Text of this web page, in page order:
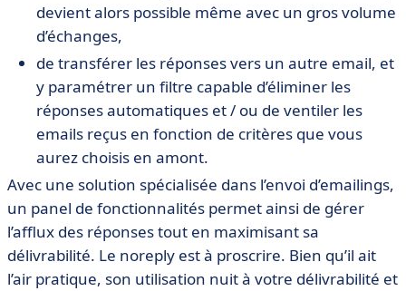
devient alors possible même avec un gros volume
d’échanges,
de transférer les réponses vers un autre email, et
y paramétrer un filtre capable d’éliminer les
réponses automatiques et / ou de ventiler les
emails reçus en fonction de critères que vous
aurez choisis en amont.
Avec une solution spécialisée dans l’envoi d’emailings,
un panel de fonctionnalités permet ainsi de gérer
l’afflux des réponses tout en maximisant sa
délivrabilité. Le noreply est à proscrire. Bien qu’il ait
l’air pratique, son utilisation nuit à votre délivrabilité et